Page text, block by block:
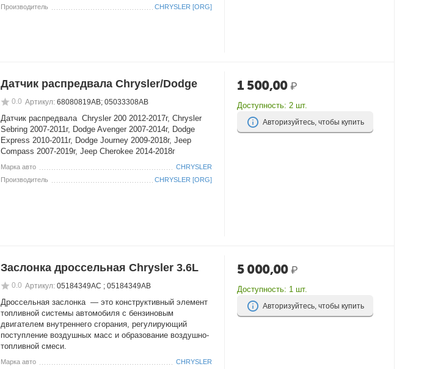
Производитель
CHRYSLER [ORG]
Датчик распредвала Chrysler/Dodge
0.0 Артикул: 68080819AB; 05033308AB
Датчик распредвала Chrysler 200 2012-2017г, Chrysler
Sebring 2007-2011г, Dodge Avenger 2007-2014г, Dodge
Express 2010-2011г, Dodge Journey 2009-2018г, Jeep
Compass 2007-2019г, Jeep Cherokee 2014-2018г
Марка авто
CHRYSLER
Производитель
CHRYSLER [ORG]
1 500,00 ₽
Доступность: 2 шт.
Авторизуйтесь, чтобы купить
Заслонка дроссельная Chrysler 3.6L
0.0 Артикул: 05184349AC ; 05184349AB
Дроссельная заслонка — это конструктивный элемент
топливной системы автомобиля с бензиновым
двигателем внутреннего сгорания, регулирующий
поступление воздушных масс и образование воздушно-
топливной смеси.
Марка авто
CHRYSLER
5 000,00 ₽
Доступность: 1 шт.
Авторизуйтесь, чтобы купить